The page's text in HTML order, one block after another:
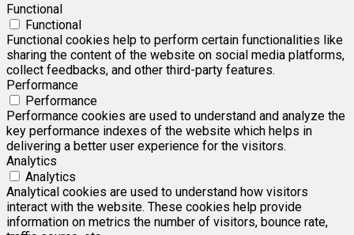
Functional
Functional
Functional cookies help to perform certain functionalities like
sharing the content of the website on social media platforms,
collect feedbacks, and other third-party features.
Performance
Performance
Performance cookies are used to understand and analyze the
key performance indexes of the website which helps in
delivering a better user experience for the visitors.
Analytics
Analytics
Analytical cookies are used to understand how visitors
interact with the website. These cookies help provide
information on metrics the number of visitors, bounce rate,